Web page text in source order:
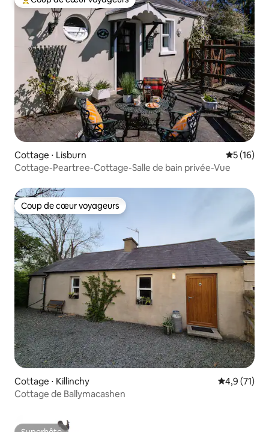
Coups de cœur voyageurs les plus appréciés
Cottage ⋅ Lisburn
5 (16)
Cottage-Peartree-Cottage-Salle de bain privée-Vue
Coup de cœur voyageurs
Coup de cœur voyageurs
Cottage ⋅ Killinchy Évaluation
4,9 (71)
Cottage de Ballymacashen